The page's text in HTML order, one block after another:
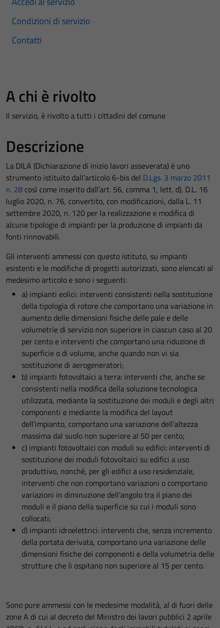
Condizioni di servizio
Contatti
A chi è rivolto
Il servizio, è rivolto a tutti i cittadini del comune
Descrizione
La DILA (Dichiarazione di inizio lavori asseverata) è uno
strumento istituito dall’articolo 6-bis del D.Lgs. 3 marzo 2011
n. 28 così come inserito dall’art. 56, comma 1, lett. d), D.L. 16
luglio 2020, n. 76, convertito, con modificazioni, dalla L. 11
settembre 2020, n. 120 per la realizzazione e modifica di
alcune tipologie di impianti per la produzione di impianti da
fonti rinnovabili.
Gli interventi ammessi con questo istituto, su impianti
esistenti e le modifiche di progetti autorizzati, sono elencati al
medesimo articolo e sono i seguenti:
a) impianti eolici: interventi consistenti nella sostituzione
della tipologia di rotore che comportano una variazione in
aumento delle dimensioni fisiche delle pale e delle
volumetrie di servizio non superiore in ciascun caso al 20
per cento e interventi che comportano una riduzione di
superficie o di volume, anche quando non vi sia
sostituzione di aerogeneratori;
b) impianti fotovoltaici a terra: interventi che, anche se
consistenti nella modifica della soluzione tecnologica
utilizzata, mediante la sostituzione dei moduli e degli altri
componenti e mediante la modifica del layout
dell’impianto, comportano una variazione dell’altezza
massima dal suolo non superiore al 50 per cento;
c) impianti fotovoltaici con moduli su edifici: interventi di
sostituzione dei moduli fotovoltaici su edifici a uso
produttivo, nonché, per gli edifici a uso residenziale,
interventi che non comportano variazioni o comportano
variazioni in diminuzione dell’angolo tra il piano dei
moduli e il piano della superficie su cui i moduli sono
collocati;
d) impianti idroelettrici: interventi che, senza incremento
della portata derivata, comportano una variazione delle
dimensioni fisiche dei componenti e della volumetria delle
strutture che li ospitano non superiore al 15 per cento.
Sono pure ammessi con le medesime modalità, al di fuori delle
zone A di cui al decreto del Ministro dei lavori pubblici 2 aprile